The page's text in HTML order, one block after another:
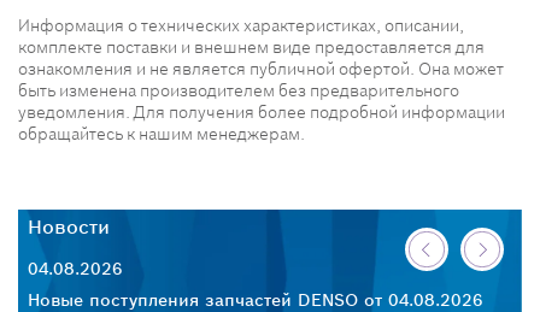
Информация о технических характеристиках, описании,
комплекте поставки и внешнем виде предоставляется для
ознакомления и не является публичной офертой. Она может
быть изменена производителем без предварительного
уведомления. Для получения более подробной информации
обращайтесь к нашим менеджерам.
Новости
04.08.2026
Новые поступления запчастей DENSO от 04.08.2026